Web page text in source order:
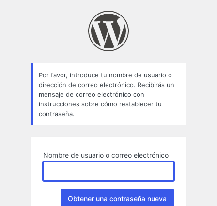
Por favor, introduce tu nombre de usuario o
dirección de correo electrónico. Recibirás un
mensaje de correo electrónico con
instrucciones sobre cómo restablecer tu
contraseña.
Nombre de usuario o correo electrónico